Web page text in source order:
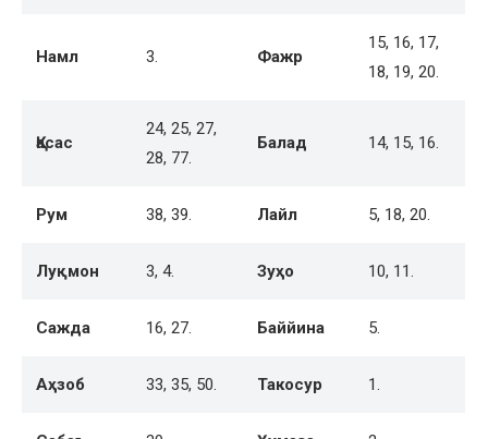
Намл 3. Фажр
15, 16, 17,
18, 19, 20.
Қасас
24, 25, 27,
28, 77.
Балад 14, 15, 16.
Рум 38, 39. Лайл 5, 18, 20.
Луқмон 3, 4. Зуҳо 10, 11.
Сажда 16, 27. Баййина 5.
Аҳзоб 33, 35, 50. Такосур 1.